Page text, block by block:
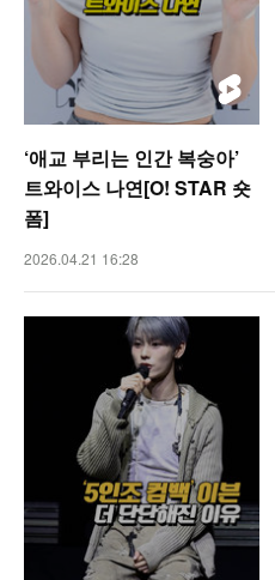
‘애교 부리는 인간 복숭아’
트와이스 나연[O! STAR 숏
폼]
2026.04.21 16:28